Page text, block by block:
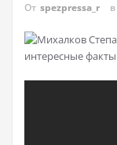
От spezpressa_r в